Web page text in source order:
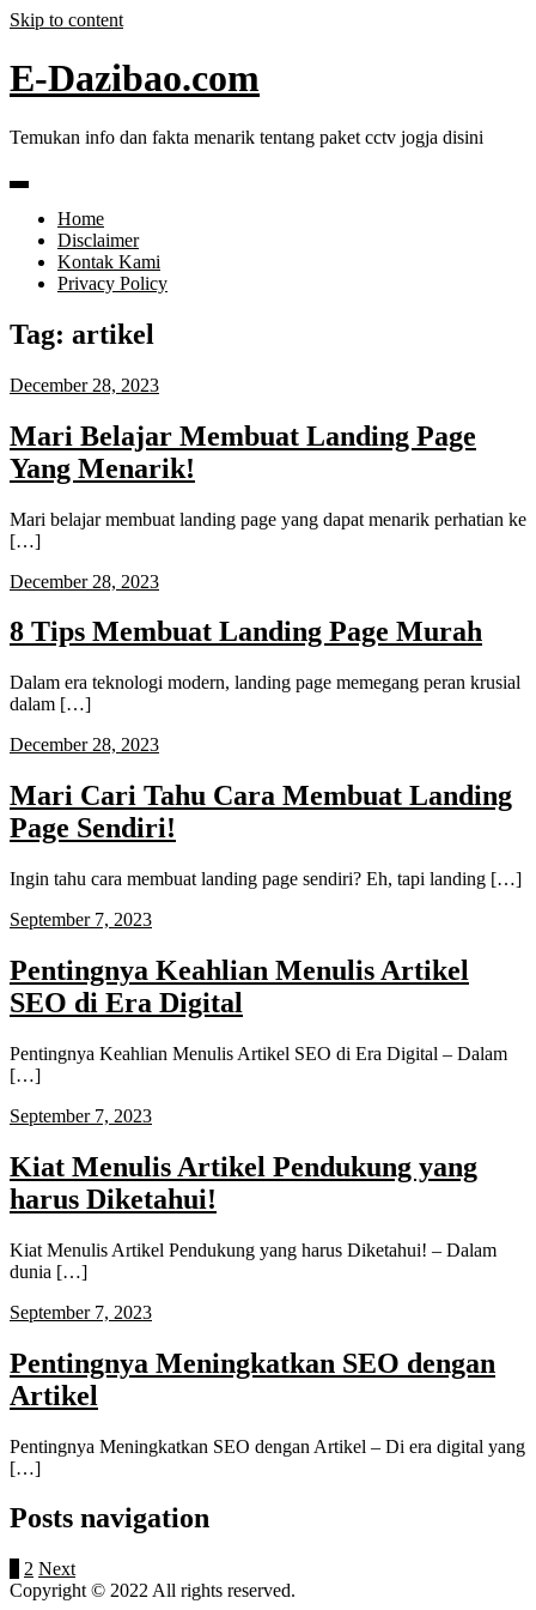
Skip to content
E-Dazibao.com
Temukan info dan fakta menarik tentang paket cctv jogja disini
Home
Disclaimer
Kontak Kami
Privacy Policy
Tag: artikel
December 28, 2023
Mari Belajar Membuat Landing Page
Yang Menarik!
Mari belajar membuat landing page yang dapat menarik perhatian ke
[…]
December 28, 2023
8 Tips Membuat Landing Page Murah
Dalam era teknologi modern, landing page memegang peran krusial
dalam […]
December 28, 2023
Mari Cari Tahu Cara Membuat Landing
Page Sendiri!
Ingin tahu cara membuat landing page sendiri? Eh, tapi landing […]
September 7, 2023
Pentingnya Keahlian Menulis Artikel
SEO di Era Digital
Pentingnya Keahlian Menulis Artikel SEO di Era Digital – Dalam
[…]
September 7, 2023
Kiat Menulis Artikel Pendukung yang
harus Diketahui!
Kiat Menulis Artikel Pendukung yang harus Diketahui! – Dalam
dunia […]
September 7, 2023
Pentingnya Meningkatkan SEO dengan
Artikel
Pentingnya Meningkatkan SEO dengan Artikel – Di era digital yang
[…]
Posts navigation
2 Next
Copyright © 2022 All rights reserved.